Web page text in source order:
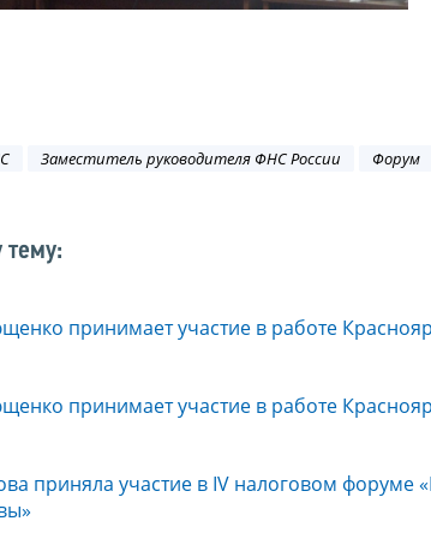
Заместитель руководителя ФНС России Форум
тему:
принимает участие в работе
принимает участие в работе
приняла участие в IV налоговом форуме